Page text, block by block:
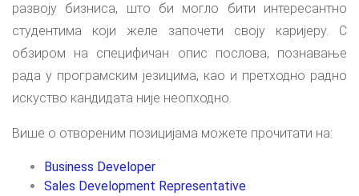
развоју бизниса, што би могло бити интересантно
студентима који желе започети своју каријеру. С
обзиром на специфичан опис послова, познавање
рада у програмским језицима, као и претходно радно
искуство кандидата није неопходно.
Више о отвореним позицијама можете прочитати на:
Business Developer
Sales Development Representative